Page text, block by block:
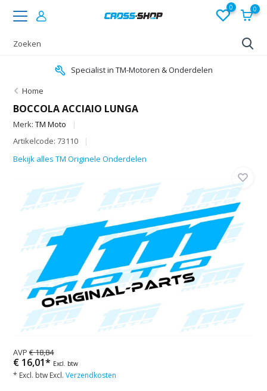
0 0
Specialist in TM-Motoren & Onderdelen
Home
BOCCOLA ACCIAIO LUNGA
Merk:TM Moto
Artikelcode: 73110
Bekijk alles TM Originele Onderdelen
AVP€ 18,84
€ 16,01* Excl. btw
* Excl. btw Excl.Verzendkosten